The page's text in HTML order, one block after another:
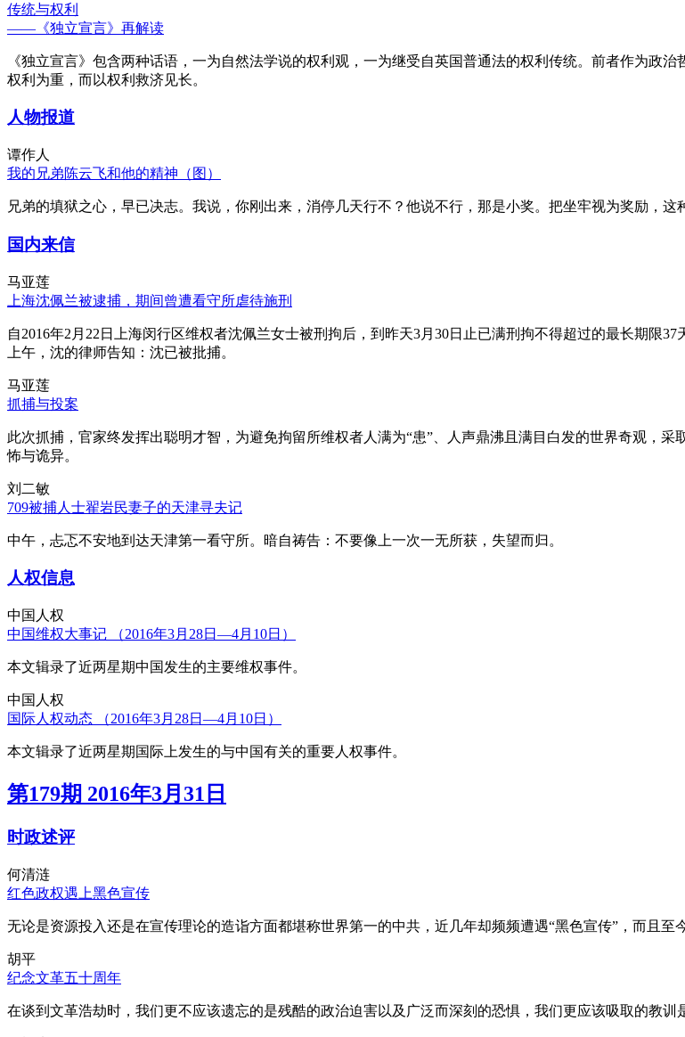
传统与权利
——《独立宣言》再解读
《独立宣言》包含两种话语，一为自然法学说的权利观，一为继受自英国普通法的权利传统。前者作为政
权利为重，而以权利救济见长。
人物报道
谭作人
我的兄弟陈云飞和他的精神（图）
兄弟的填狱之心，早已决志。我说，你刚出来，消停几天行不？他说不行，那是小奖。把坐牢视为奖励，
国内来信
马亚莲
上海沈佩兰被逮捕，期间曾遭看守所虐待施刑
自2016年2月22日上海闵行区维权者沈佩兰女士被刑拘后，到昨天3月30日止已满刑拘不得超过的最长期限
上午，沈的律师告知：沈已被批捕。
马亚莲
抓捕与投案
此次抓捕，官家终发挥出聪明才智，为避免拘留所维权者人满为“患”、人声鼎沸且满目白发的世界奇观，
怖与诡异。
刘二敏
709被捕人士翟岩民妻子的天津寻夫记
中午，忐忑不安地到达天津第一看守所。暗自祷告：不要像上一次一无所获，失望而归。
人权信息
中国人权
中国维权大事记 （2016年3月28日—4月10日）
本文辑录了近两星期中国发生的主要维权事件。
中国人权
国际人权动态 （2016年3月28日—4月10日）
本文辑录了近两星期国际上发生的与中国有关的重要人权事件。
第179期 2016年3月31日
时政述评
何清涟
红色政权遇上黑色宣传
无论是资源投入还是在宣传理论的造诣方面都堪称世界第一的中共，近几年却频频遭遇“黑色宣传”，而且至
胡平
纪念文革五十周年
在谈到文革浩劫时，我们更不应该遗忘的是残酷的政治迫害以及广泛而深刻的恐惧，我们更应该吸取的教